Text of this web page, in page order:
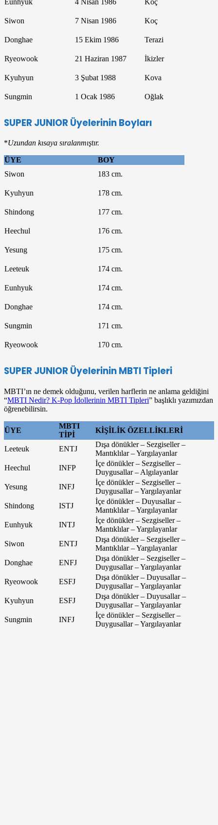
Eunhyuk 4 Nisan 1986 Koç
Siwon 7 Nisan 1986 Koç
Donghae 15 Ekim 1986 Terazi
Ryeowook 21 Haziran 1987 İkizler
Kyuhyun 3 Şubat 1988 Kova
Sungmin 1 Ocak 1986 Oğlak
SUPER JUNIOR Üyelerinin Boyları
*Uzundan kısaya sıralanmıştır.
ÜYE
BOY
Siwon
183 cm.
Kyuhyun 178 cm.
Shindong 177 cm.
Heechul 176 cm.
Yesung 175 cm.
Leeteuk 174 cm.
Eunhyuk 174 cm.
Donghae 174 cm.
Sungmin 171 cm.
Ryeowook 170 cm.
SUPER JUNIORÜyelerinin MBTI Tipleri
MBTI’ın ne demek olduğunu, verilen harflerin ne anlama geldiğini
“MBTI Nedir? K-Pop İdollerinin MBTI Tipleri” başlıklı yazımızdan
öğrenebilirsin.
ÜYE
MBTI
TİPİ
KİŞİLİK ÖZELLİKLERİ
Leeteuk ENTJ
Dışa dönükler – Sezgiseller –
Mantıklılar – Yargılayanlar
Heechul
INFP
İçe dönükler – Sezgiseller –
Duygusallar – Algılayanlar
Yesung
INFJ
İçe dönükler – Sezgiseller –
Duygusallar – Yargılayanlar
Shindong
ISTJ
İçe dönükler – Duyusallar –
Mantıklılar – Yargılayanlar
Eunhyuk
INTJ
İçe dönükler – Sezgiseller –
Mantıklılar – Yargılayanlar
Siwon
ENTJ
Dışa dönükler – Sezgiseller –
Mantıklılar – Yargılayanlar
Donghae
ENFJ
Dışa dönükler – Sezgiseller –
Duygusallar – Yargılayanlar
Ryeowook
ESFJ
Dışa dönükler – Duyusallar –
Duygusallar – Yargılayanlar
Kyuhyun
ESFJ
Dışa dönükler – Duyusallar –
Duygusallar – Yargılayanlar
Sungmin
INFJ
İçe dönükler – Sezgiseller –
Duygusallar – Yargılayanlar